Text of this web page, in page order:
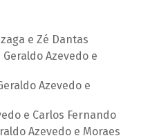
e Zé Dantas
Azevedo e
Azevedo e
e Carlos Fernando
Azevedo e Moraes